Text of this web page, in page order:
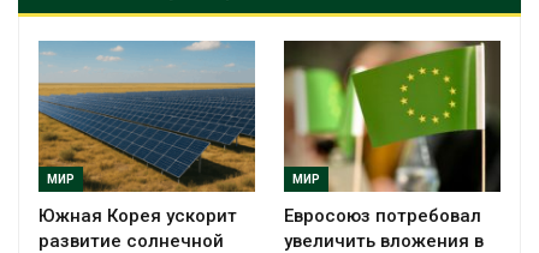
МИР
Южная Корея ускорит
развитие солнечной
МИР
Евросоюз потребовал
увеличить вложения в